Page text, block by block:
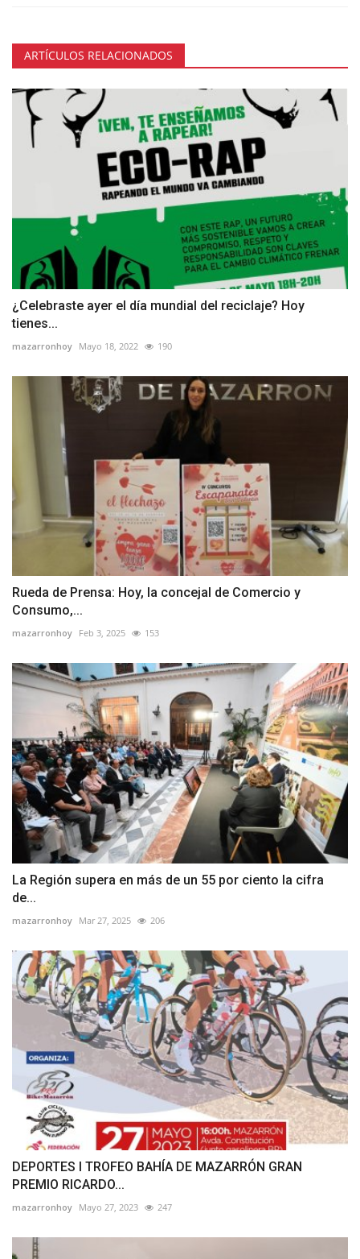
ARTÍCULOS RELACIONADOS
¿Celebraste ayer el día mundial del reciclaje? Hoy
tienes...
mazarronhoy Mayo 18, 2022 190
Rueda de Prensa: Hoy, la concejal de Comercio y
Consumo,...
mazarronhoy Feb 3, 2025 153
La Región supera en más de un 55 por ciento la cifra
de...
mazarronhoy Mar 27, 2025 206
DEPORTES I TROFEO BAHÍA DE MAZARRÓN GRAN
PREMIO RICARDO...
mazarronhoy Mayo 27, 2023 247